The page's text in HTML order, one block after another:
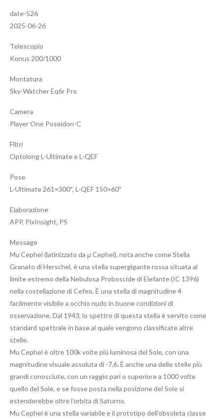
date-526
2025-06-26
Telescopio
Konus 200/1000
Montatura
Sky-Watcher Eq6r Pro
Camera
Player One Poseidon-C
Filtri
Optolong L-Ultimate e L-QEF
Pose
L-Ultimate 261×300″, L-QEF 150×60″
Elaborazione
APP, PixInsight, PS
Message
Mu Cephei (latinizzato da μ Cephei), nota anche come Stella
Granato di Herschel, è una stella supergigante rossa situata al
limite estremo della Nebulosa Proboscide di Elefante (IC 1396)
nella costellazione di Cefeo. È una stella di magnitudine 4
facilmente visibile a occhio nudo in buone condizioni di
osservazione. Dal 1943, lo spettro di questa stella è servito come
standard spettrale in base al quale vengono classificate altre
stelle.
Mu Cephei è oltre 100k volte più luminosa del Sole, con una
magnitudine visuale assoluta di -7,6. È anche una delle stelle più
grandi conosciute, con un raggio pari o superiore a 1000 volte
quello del Sole, e se fosse posta nella posizione del Sole si
estenderebbe oltre l’orbita di Saturno.
Mu Cephei è una stella variabile e il prototipo dell’obsoleta classe